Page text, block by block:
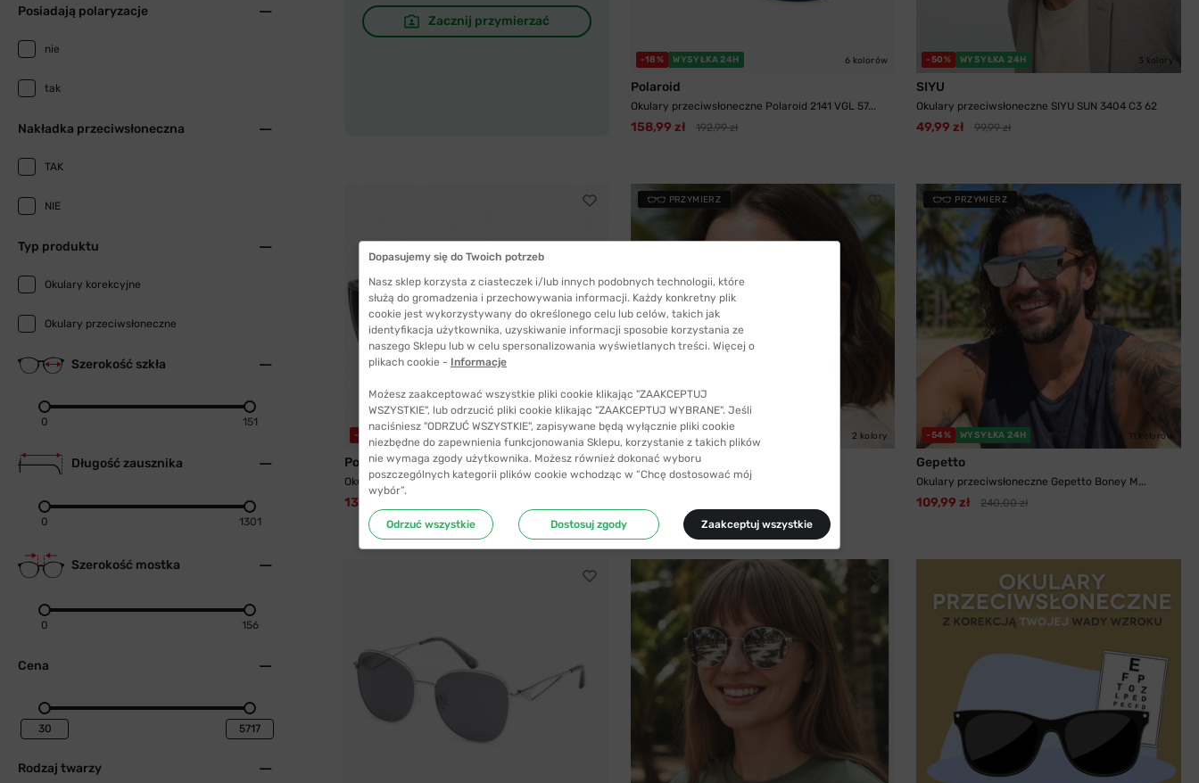
Posiadają polaryzacje
nie
tak
Nakładka przeciwsłoneczna
TAK
NIE
Typ produktu
Okulary korekcyjne
Okulary przeciwsłoneczne
Szerokość szkła
0 151
Długość zausznika
0 1301
Szerokość mostka
0 156
Cena
Rodzaj twarzy
Zacznij przymierzać
-18% WYSYŁKA 24H 6 kolorów
Polaroid
Okulary przeciwsłoneczne Polaroid 2141 VGL 57...
158,99 zł 192,99 zł
-50% WYSYŁKA 24H 3 kolory
SIYU
Okulary przeciwsłoneczne SIYU SUN 3404 C3 62
49,99 zł 99,99 zł
-39%
Polaroid
Okulary przeciwsłoneczne Polaroid 7029 807 68...
133,99 zł
PRZYMIERZ
-59% WYSYŁKA 24H 2 kolory
SENJA
Okulary przeciwsłoneczne Senja x Paula...
PRZYMIERZ
-54% WYSYŁKA 24H 11 kolorów
Gepetto
Okulary przeciwsłoneczne Gepetto Boney M...
109,99 zł 240,00 zł
Dopasujemy się do Twoich potrzeb
Nasz sklep korzysta z ciasteczek i/lub innych podobnych technologii, które
służą do gromadzenia i przechowywania informacji. Każdy konkretny plik
cookie jest wykorzystywany do określonego celu lub celów, takich jak
identyfikacja użytkownika, uzyskiwanie informacji sposobie korzystania ze
naszego Sklepu lub w celu spersonalizowania wyświetlanych treści. Więcej o
plikach cookie - Informacje
Możesz zaakceptować wszystkie pliki cookie klikając "ZAAKCEPTUJ
WSZYSTKIE", lub odrzucić pliki cookie klikając "ZAAKCEPTUJ WYBRANE". Jeśli
naciśniesz "ODRZUĆ WSZYSTKIE", zapisywane będą wyłącznie pliki cookie
niezbędne do zapewnienia funkcjonowania Sklepu, korzystanie z takich plików
nie wymaga zgody użytkownika. Możesz również dokonać wyboru
poszczególnych kategorii plików cookie wchodząc w “Chcę dostosować mój
wybór”.
Odrzuć wszystkie Dostosuj zgody Zaakceptuj wszystkie